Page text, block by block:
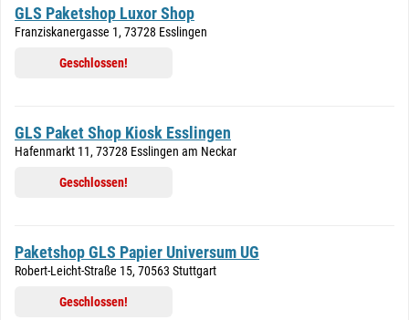
GLS Paketshop Luxor Shop
Franziskanergasse 1, 73728 Esslingen
Geschlossen!
GLS Paket Shop Kiosk Esslingen
Hafenmarkt 11, 73728 Esslingen am Neckar
Geschlossen!
Paketshop GLS Papier Universum UG
Robert-Leicht-Straße 15, 70563 Stuttgart
Geschlossen!